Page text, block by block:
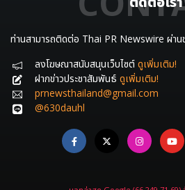
ท่านสามารถติดต่อ Thai PR Newswire ผ่า
ลงโฆษณาสนับสนุนเว็บไซต์ ดูเพิ่มเติม!
ฝากข่าวประชาสัมพันธ์ ดูเพิ่มเติม!
prnewsthailand@gmail.com
@630dauhl